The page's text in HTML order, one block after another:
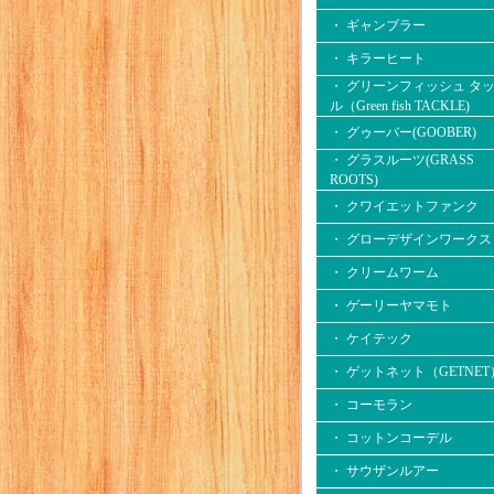
・ ギャンブラー
・ キラーヒート
・ グリーンフィッシュ タ
ル（Green fish TACKLE)
・ グゥーバー(GOOBER)
・ グラスルーツ(GRASS
ROOTS)
・ クワイエットファンク
・ グローデザインワークス
・ クリームワーム
・ ゲーリーヤマモト
・ ケイテック
・ ゲットネット（GETNET
・ コーモラン
・ コットンコーデル
・ サウザンルアー